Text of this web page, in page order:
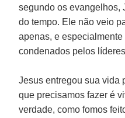
segundo os evangelhos,
do tempo. Ele não veio
apenas, e
condenados pelos
Jesus entregou sua vida
que precisamos fazer é
verdade, como fomos